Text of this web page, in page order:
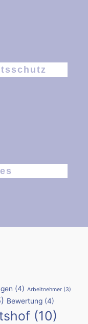
(4) Arbeitnehmer (3)
Bewertung (4)
(10)